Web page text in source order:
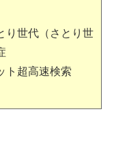
り世代（さとり世
ト超高速検索